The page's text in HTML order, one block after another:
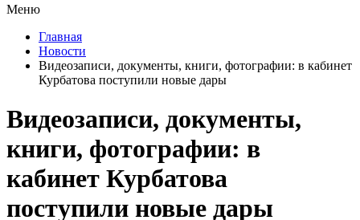
Меню
Главная
Новости
Видеозаписи, документы, книги, фотографии: в кабинет
Курбатова поступили новые дары
Видеозаписи, документы,
книги, фотографии: в
кабинет Курбатова
поступили новые дары